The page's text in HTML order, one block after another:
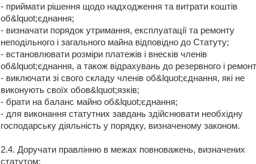
- приймати рішення щодо надходження та витрати коштів
об&lquot;єднання;
- визначати порядок утримання, експлуатації та ремонту
неподільного і загального майна відповідно до Статуту;
- встановлювати розміри платежів і внесків членів
об&lquot;єднання, а також відрахувань до резервного і
- виключати зі свого складу членів об&lquot;єднання, які не
виконують своїх обов&lquot;язків;
- брати на баланс майно об&lquot;єднання;
- для виконання статутних завдань здійснювати необхідну
господарську діяльність у порядку, визначеному законом.
2.4. Доручати правлінню в межах повноважень, визначених
статутом: